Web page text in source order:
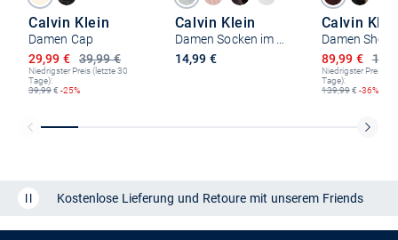
Calvin Klein
Damen Cap
39,99 €
Ermäßigter Preis
29,99 €
Niedrigster Preis (letzte 30
Tage):
39,99€ -25%
Calvin Klein
14,99 €
Calvin
Damen
Ermäßigter
89,99 €
Niedrigster Preis
Tage):
139,99€ -36%
Kostenlose Lieferung und Retoure mit unserem Friends
CLUB